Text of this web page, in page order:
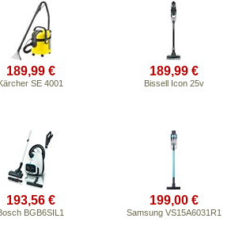
189,99 €
SE 4001
189,99 €
Bissell Icon 25v
193,56 €
BGB6SIL1
199,00 €
Samsung VS15A6031R1